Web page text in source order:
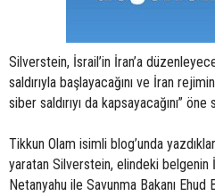
Silverstein, İsrail’in İran’a
saldırıyla başlayacağını ve İran
siber saldırıyı da kapsayacağını” öne
Tikkun Olam isimli blog’unda
yaratan Silverstein, elindeki belgenin
Netanyahu ile Savunma Bakanı Ehud